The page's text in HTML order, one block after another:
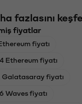
fazlasını
fiyatlar
fiyatı
Ethereum fiyatı
Galatasaray fiyatı
Waves fiyatı